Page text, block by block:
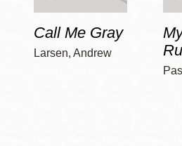
Call Me Gray
Larsen, Andrew